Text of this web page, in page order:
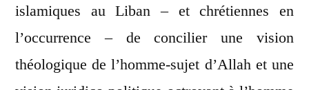
islamiques au Liban – et chrétiennes en
l’occurrence – de concilier une vision
théologique de l’homme-sujet d’Allah et une